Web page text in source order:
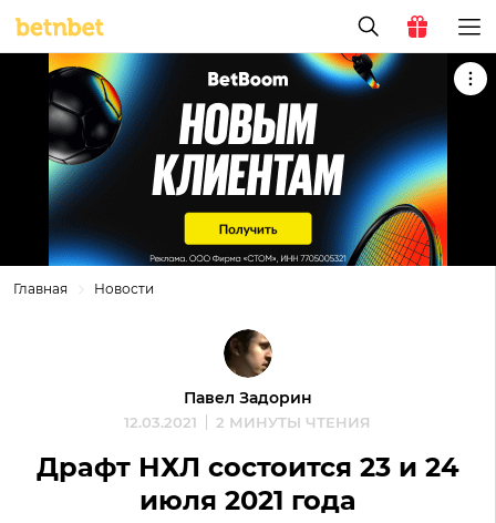
Главная Новости
Павел Задорин
12.03.2021 2 МИНУТЫ ЧТЕНИЯ
Драфт НХЛ состоится 23 и 24
июля 2021 года